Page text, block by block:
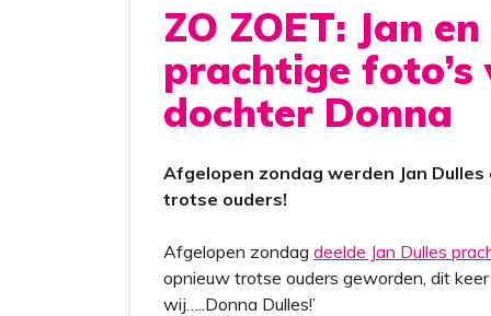
ZO ZOET: Jan
prachtige foto’s
dochter Donna
Afgelopen zondag werden Jan
trotse ouders!
Afgelopen zondag deelde Jan Dulles
opnieuw trotse ouders geworden, dit
wij…..Donna Dulles!’